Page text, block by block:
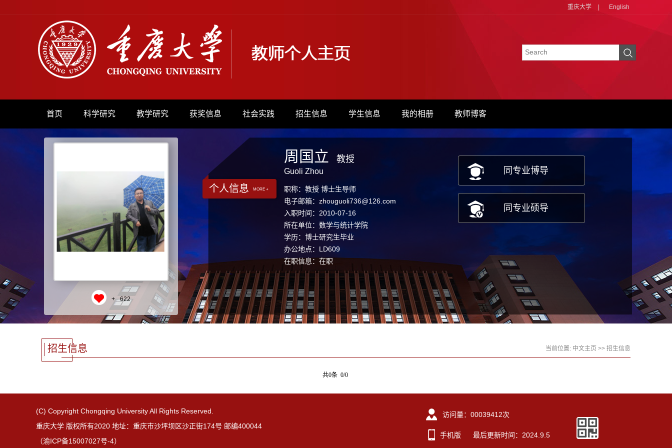
重庆大学 English
首页 科学研究 教学研究 获奖信息 社会实践 招生信息 学生信息 我的相册 教师博客
+ 622
个人信息 MORE +
周国立
Guoli Zhou
教授
职称：教授 博士生导师
电子邮箱： zhouguoli736@126.com
入职时间：2010-07-16
所在单位：数学与统计学院
学历：博士研究生毕业
办公地点：LD609
在职信息：在职
同专业博导
同专业硕导
招生信息 当前位置: 中文主页 >> 招生信息
共0条 0/0
(C) Copyright Chongqing University All Rights Reserved.
重庆大学 版权所有2020 地址：重庆市沙坪坝区沙正街174号 邮编400044
（渝ICP备15007027号-4）
访问量： 00039412次
手机版 最后更新时间： 2024 9 5